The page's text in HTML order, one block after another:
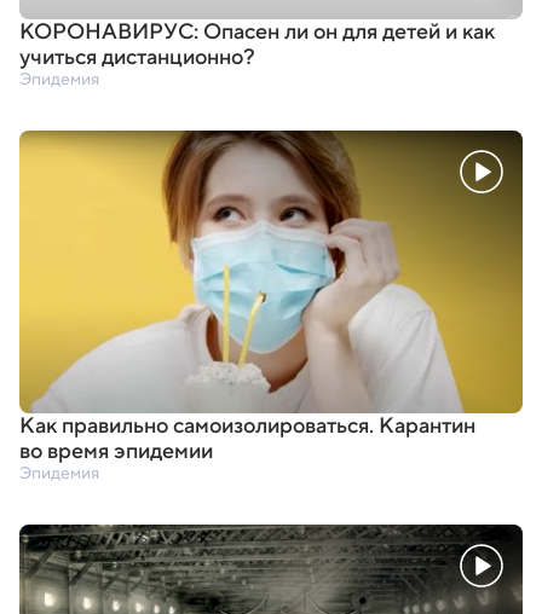
КОРОНАВИРУС: Опасен ли он для детей и как
учиться дистанционно?
Эпидемия
Как правильно самоизолироваться. Карантин
во время эпидемии
Эпидемия